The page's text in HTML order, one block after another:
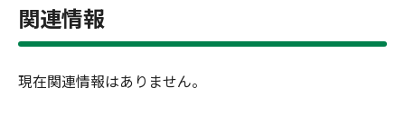
関連情報
現在関連情報はありません。